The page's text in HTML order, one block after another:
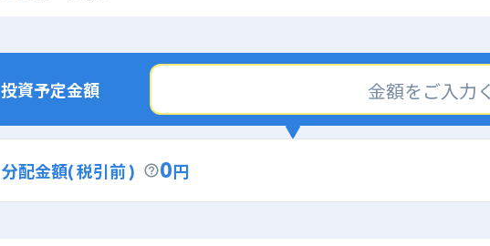
投資予定金額
分配金額( 税引前 ) 0 円